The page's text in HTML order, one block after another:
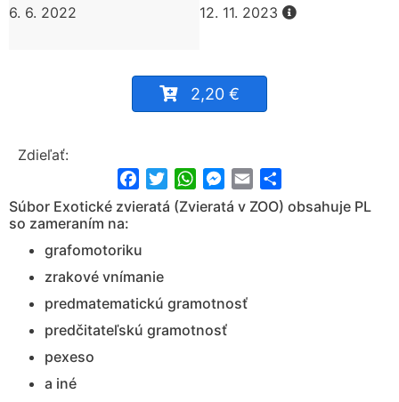
6. 6. 2022
12. 11. 2023
2,20 €
Zdieľať:
FacebookTwitterWhatsApp
Messenger
Email
Súbor Exotické zvieratá (Zvieratá v ZOO) obsahuje PL
so zameraním na:
grafomotoriku
zrakové vnímanie
predmatematickú gramotnosť
predčitateľskú gramotnosť
pexeso
a iné